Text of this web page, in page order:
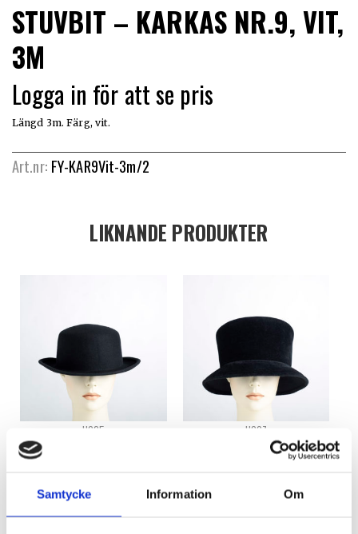
Samtycke Information Om
STUVBIT – KARKAS NR.9, VIT,
3M
Logga in för att se pris
Längd 3m. Färg, vit.
Art.nr: FY-KAR9Vit-3m/2
LIKNANDE PRODUKTER
H025
ODEKORERAD FILTHATT – H025
READ MORE
H007
ODEKORERAD FILTHATT – H007
READ MORE